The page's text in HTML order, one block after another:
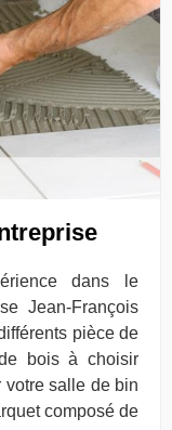
dans le
Jean-François
pièce de
bois à choisir
votre salle de bin
composé de